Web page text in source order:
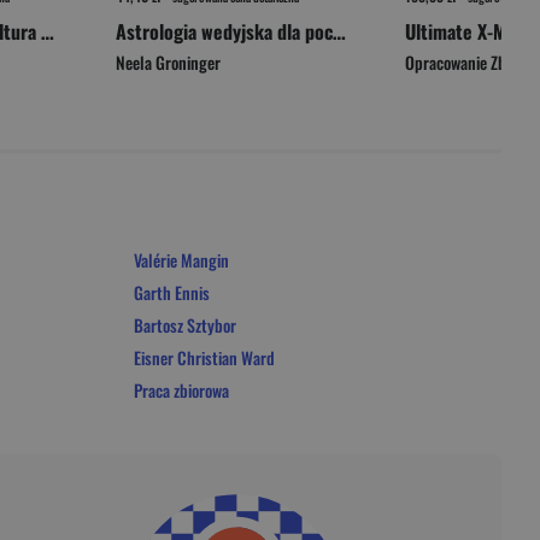
Girl on Girl. Jak popkultura zwróciła kobiety przeciw sobie Astrologia wedyjska dla początkujących. 10 kroków do interpretacji horoskopu
Neela Groninger
Ultimate X-Men.
Opracowanie
Valérie Mangin
Garth Ennis
Bartosz Sztybor
Eisner Christian Ward
Praca zbiorowa